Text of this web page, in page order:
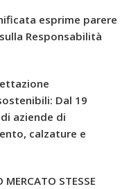
esprime parere
Responsabilità
Dal 19
aziende di
calzature e
STESSE